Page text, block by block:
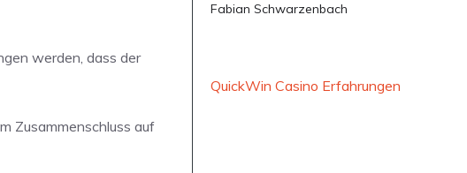
werden, dass der
Zusammenschluss auf
Fabian Schwarzenbach
QuickWin Casino Erfahrungen